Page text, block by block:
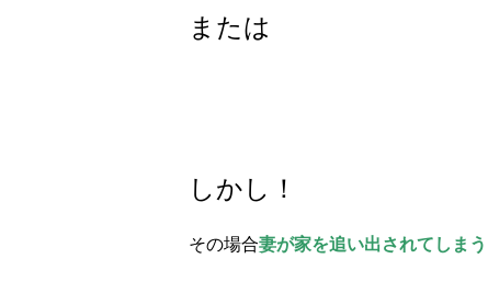
または
しかし！
その場合妻が家を追い出されてしまう